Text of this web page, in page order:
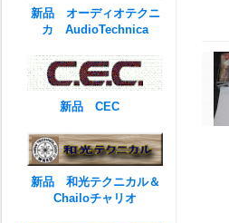
新品 オーディオテクニ
カ AudioTechnica
新品 CEC
新品 和光テクニカル＆
Chailoチャリオ